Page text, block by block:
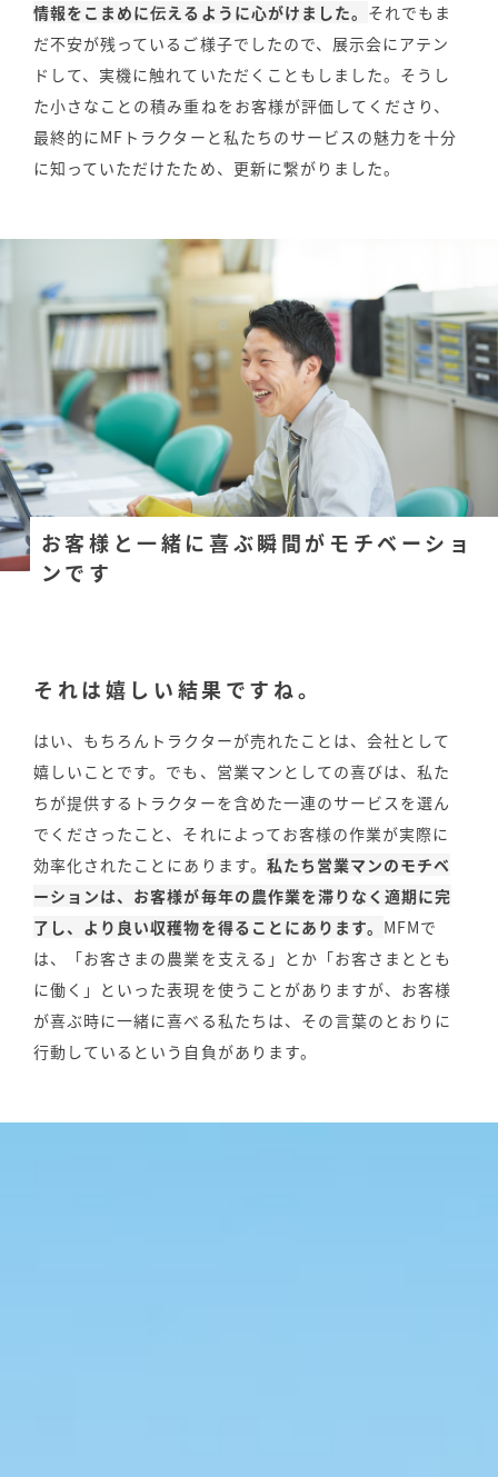
情報をこまめに伝えるように心がけました。 それでもま
だ不安が残っているご様子でしたので、展示会にアテン
ドして、実機に触れていただくこともしました。そうし
た小さなことの積み重ねをお客様が評価してくださり、
最終的にMFトラクターと私たちのサービスの魅力を十分
に知っていただけたため、更新に繋がりました。
お客様と一緒に喜ぶ瞬間がモチベーショ
ンです
それは嬉しい結果ですね。
はい、もちろんトラクターが売れたことは、会社として
嬉しいことです。でも、営業マンとしての喜びは、私た
ちが提供するトラクターを含めた一連のサービスを選ん
でくださったこと、それによってお客様の作業が実際に
効率化されたことにあります。 私たち営業マンのモチベ
ーションは、お客様が毎年の農作業を滞りなく適期に完
了し、より良い収穫物を得ることにあります。 MFMで
は、「お客さまの農業を支える」とか「お客さまととも
に働く」といった表現を使うことがありますが、お客様
が喜ぶ時に一緒に喜べる私たちは、その言葉のとおりに
行動しているという自負があります。